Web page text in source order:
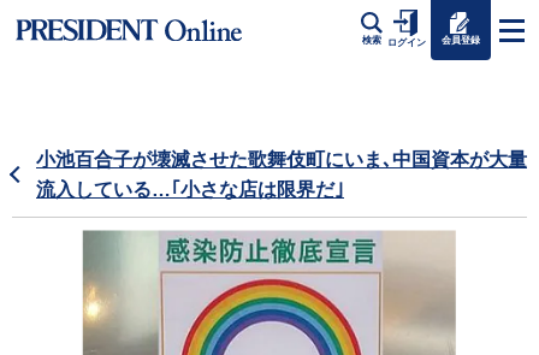
検索 ログイン 会員登録
小池百合子が壊滅させた歌舞伎町にいま､中国資本が大量
流入している…｢小さな店は限界だ｣